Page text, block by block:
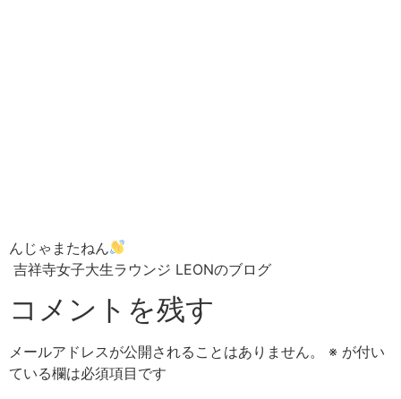
んじゃまたねん
吉祥寺女子大生ラウンジ LEONのブログ
コメントを残す
メールアドレスが公開されることはありません。 ※ が付い
ている欄は必須項目です